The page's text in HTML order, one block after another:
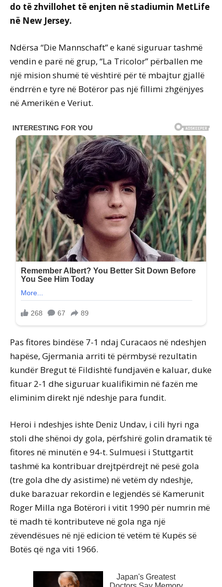
do të zhvillohet të enjten në stadiumin MetLife
në New Jersey.
Ndërsa “Die Mannschaft” e kanë siguruar tashmë
vendin e parë në grup, “La Tricolor” përballen me
një mision shumë të vështirë për të mbajtur gjallë
ëndrrën e tyre në Botëror pas një fillimi zhgënjyes
në Amerikën e Veriut.
Pas fitores bindëse 7-1 ndaj Curacaos në ndeshjen
hapëse, Gjermania arriti të përmbysë rezultatin
kundër Bregut të Fildishtë fundjavën e kaluar, duke
fituar 2-1 dhe siguruar kualifikimin në fazën me
eliminim direkt një ndeshje para fundit.
Heroi i ndeshjes ishte Deniz Undav, i cili hyri nga
stoli dhe shënoi dy gola, përfshirë golin dramatik të
fitores në minutën e 94-t. Sulmuesi i Stuttgartit
tashmë ka kontribuar drejtpërdrejt në pesë gola
(tre gola dhe dy asistime) në vetëm dy ndeshje,
duke barazuar rekordin e legjendës së Kamerunit
Roger Milla nga Botërori i vitit 1990 për numrin më
të madh të kontributeve në gola nga një
zëvendësues në një edicion të vetëm të Kupës së
Botës që nga viti 1966.